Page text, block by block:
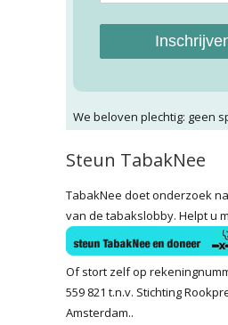
We beloven plechtig: geen
Steun TabakNee
TabakNee doet onderzoek
van de tabakslobby. Helpt u
Of stort zelf op
559 821 t.n.v. Stichting
Amsterdam..